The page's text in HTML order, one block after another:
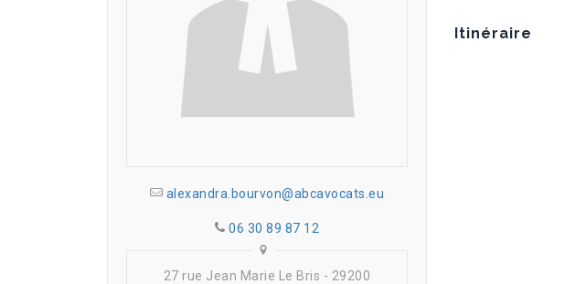
alexandra.bourvon@abcavocats.eu
06 30 89 87 12
27 rue Jean Marie Le Bris - 29200
Itinéraire